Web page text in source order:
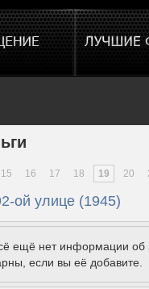
15 16 17 18 19 20
ой улице (1945)
ещё нет информации
если вы её добавите.